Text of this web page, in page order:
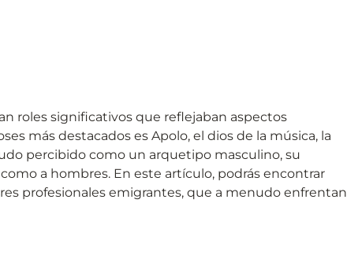
roles significativos que reflejaban aspectos
más destacados es Apolo, el dios de la música, la
percibido como un arquetipo masculino, su
a hombres. En este artículo, podrás encontrar
profesionales emigrantes, que a menudo enfrentan